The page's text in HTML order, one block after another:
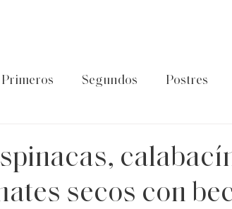
Primeros Segundos Postres
secos con